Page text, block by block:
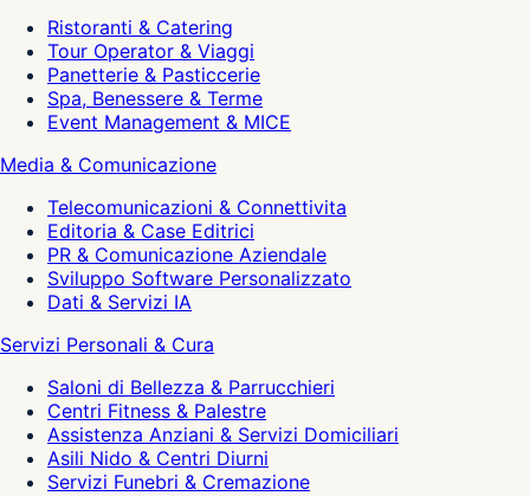
Ristoranti & Catering
Tour Operator & Viaggi
Panetterie & Pasticcerie
Spa, Benessere & Terme
Event Management & MICE
Media & Comunicazione
Telecomunicazioni & Connettivita
Editoria & Case Editrici
PR & Comunicazione Aziendale
Sviluppo Software Personalizzato
Dati & Servizi IA
Servizi Personali & Cura
Saloni di Bellezza & Parrucchieri
Centri Fitness & Palestre
Assistenza Anziani & Servizi Domiciliari
Asili Nido & Centri Diurni
Servizi Funebri & Cremazione